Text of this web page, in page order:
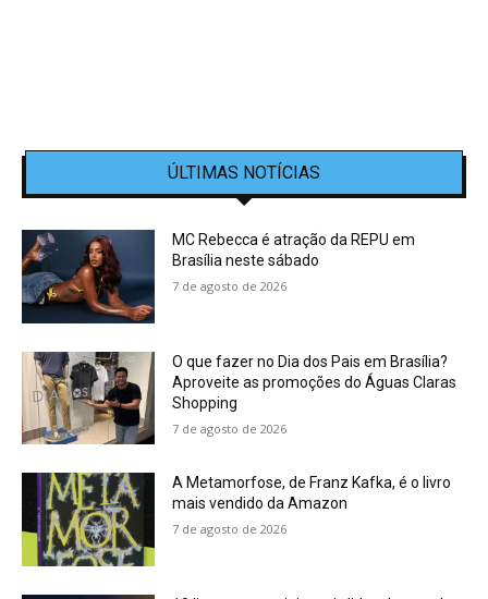
ÚLTIMAS NOTÍCIAS
MC Rebecca é atração da REPU em
Brasília neste sábado
7 de agosto de 2026
O que fazer no Dia dos Pais em Brasília?
Aproveite as promoções do Águas Claras
Shopping
7 de agosto de 2026
A Metamorfose, de Franz Kafka, é o livro
mais vendido da Amazon
7 de agosto de 2026